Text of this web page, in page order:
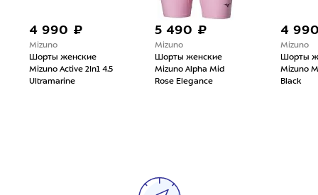
4 990 ₽
Mizuno
Шорты женские
Mizuno Active 2In1 4.5
Ultramarine
5 490 ₽
Mizuno
Шорты женские
Mizuno Alpha Mid
Rose Elegance
4
Mizuno
Шорты
Mizuno
Black